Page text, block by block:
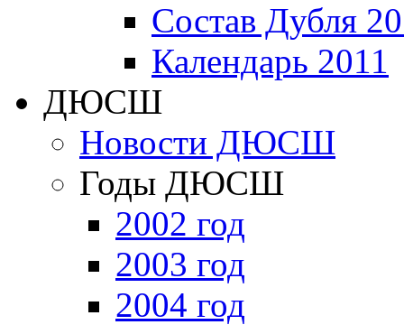
Состав Дубля
Календарь 2011
ДЮСШ
Новости ДЮСШ
Годы ДЮСШ
2002 год
2003 год
2004 год